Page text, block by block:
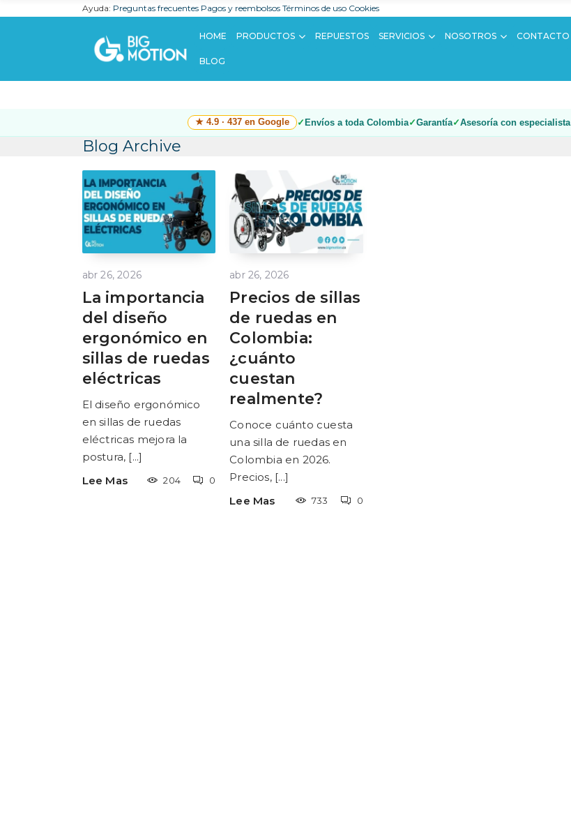
Ayuda: Preguntas frecuentes Pagos y reembolsos Términos de uso Cookies
HOME PRODUCTOS REPUESTOS SERVICIOS NOSOTROS CONTACTO
BLOG
★ 4.9 · 437 en Google Envíos a toda Colombia Garantía Asesoría con especialista
Blog Archive
abr 26, 2026
La importancia
del diseño
ergonómico en
sillas de ruedas
eléctricas
El diseño ergonómico
en sillas de ruedas
eléctricas mejora la
postura, [...]
Lee Mas
204 0
abr 26, 2026
Precios de sillas
de ruedas en
Colombia:
¿cuánto
cuestan
realmente?
Conoce cuánto cuesta
una silla de ruedas en
Colombia en 2026.
Precios, [...]
Lee Mas
733 0